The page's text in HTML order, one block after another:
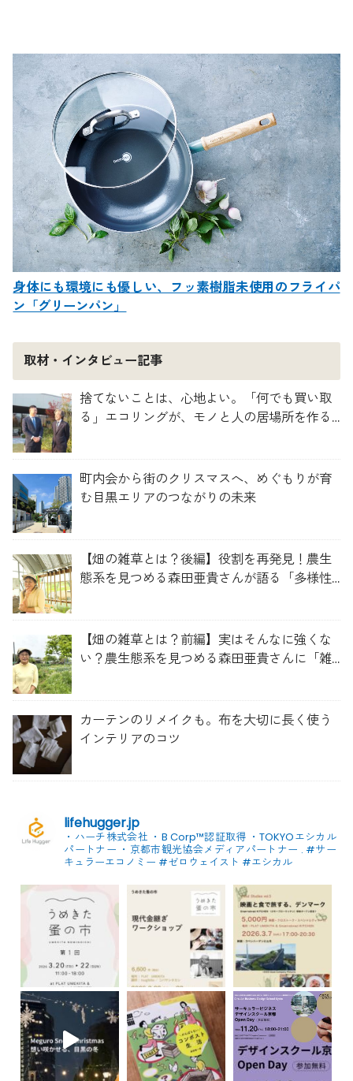
身体にも環境にも優しい、フッ素樹脂未使用のフライパ
ン「グリーンパン」
取材・インタビュー記事
捨てないことは、心地よい。「何でも買い取
る」エコリングが、モノと人の居場所を作る
町内会から街のクリスマスへ、めぐもりが育
む目黒エリアのつながりの未来
【畑の雑草とは？後編】役割を再発見！農生
態系を見つめる森田亜貴さんが語る「多様性
【畑の雑草とは？前編】実はそんなに強くな
い？農生態系を見つめる森田亜貴さんに「雑
カーテンのリメイクも。布を大切に長く使う
インテリアのコツ
lifehugger.jp
・ハーチ株式会社 ・B Corp™認証取得 ・TOKYOエシカル
パートナー ・京都市観光協会メディアパートナー . #サー
キュラーエコノミー #ゼロウェイスト #エシカル